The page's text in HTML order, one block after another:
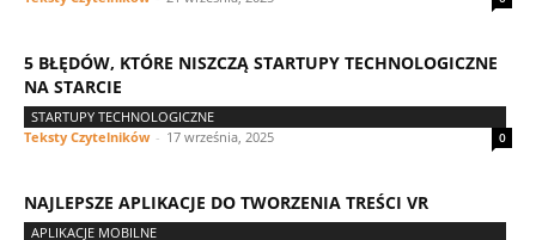
5 BŁĘDÓW, KTÓRE NISZCZĄ STARTUPY TECHNOLOGICZNE
NA STARCIE
STARTUPY TECHNOLOGICZNE
Teksty Czytelników - 17 września, 2025 0
NAJLEPSZE APLIKACJE DO TWORZENIA TREŚCI VR
APLIKACJE MOBILNE